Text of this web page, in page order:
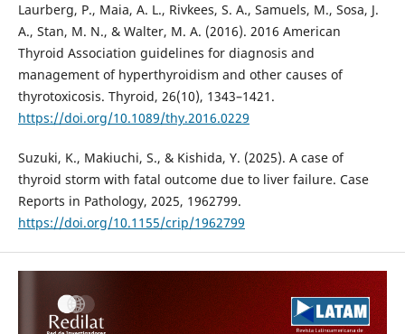
Laurberg, P., Maia, A. L., Rivkees, S. A., Samuels, M., Sosa, J.
A., Stan, M. N., & Walter, M. A. (2016). 2016 American
Thyroid Association guidelines for diagnosis and
management of hyperthyroidism and other causes of
thyrotoxicosis. Thyroid, 26(10), 1343–1421.
https://doi.org/10.1089/thy.2016.0229
Suzuki, K., Makiuchi, S., & Kishida, Y. (2025). A case of
thyroid storm with fatal outcome due to liver failure. Case
Reports in Pathology, 2025, 1962799.
https://doi.org/10.1155/crip/1962799